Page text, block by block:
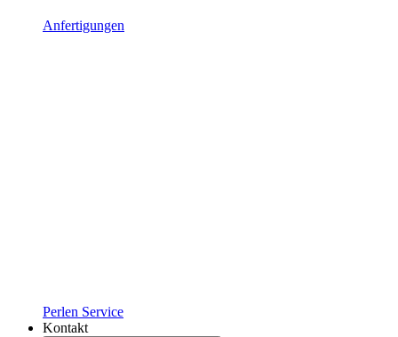
Anfertigungen
Perlen Service
Kontakt